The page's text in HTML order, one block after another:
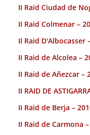
II Raid Ciudad de
II Raid Colmenar –
II Raid D'Albocasser
II Raid de Alcolea –
II Raid de Añezcar –
II RAID DE
II Raid de Berja –
II Raid de Carmona –